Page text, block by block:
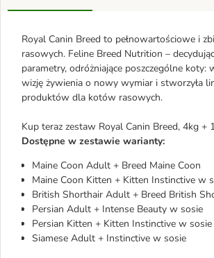
Royal Canin Breed to pełnowartościowe i
rasowych. Feline Breed Nutrition –
parametry, odróżniające poszczególne
wizję żywienia o nowy wymiar i stworzyła
produktów dla kotów rasowych.
Kup teraz zestaw Royal Canin Breed, 4kg
Dostępne w zestawie warianty:
Maine Coon Adult + Breed Maine Coon
Maine Coon Kitten + Kitten Instinctive w
British Shorthair Adult + Breed British
Persian Adult + Intense Beauty w sosie
Persian Kitten + Kitten Instinctive w sosie
Siamese Adult + Instinctive w sosie